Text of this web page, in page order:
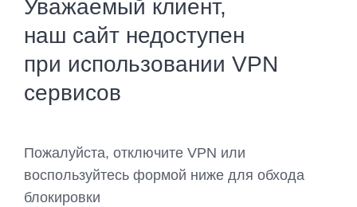
Уважаемый клиент,
наш сайт недоступен
при использовании VPN
сервисов
Пожалуйста, отключите VPN или
воспользуйтесь формой ниже для обхода
блокировки